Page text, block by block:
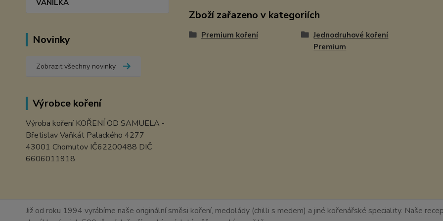
VANILKA
Novinky
Zobrazit všechny novinky
Výrobce koření
Výroba koření KOŘENÍ OD SAMUELA -
Břetislav Vaňkát Palackého 4277
43001 Chomutov IČ62200488 DIČ
6606011918
Zboží zařazeno v kategoriích
Premium koření
Jednodruhové koření
Premium
Již od roku 1994 vyrábíme naše originální směsi koření, medolády (chilli s medem) a jiné kořenářské speciality. Naše